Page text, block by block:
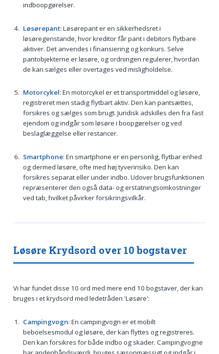
indboopgørelser.
Løsørepant: Løsørepant er en sikkerhedsret i
løsøregenstande, hvor kreditor får pant i debitors flytbare
aktiver. Det anvendes i finansiering og konkurs. Selve
pantobjekterne er løsøre, og ordningen regulerer, hvordan
de kan sælges eller overtages ved misligholdelse.
Motorcykel: En motorcykel er et transportmiddel og løsøre,
registreret men stadig flytbart aktiv. Den kan pantsættes,
forsikres og sælges som brugt. Juridisk adskilles den fra fast
ejendom og indgår som løsøre i boopgørelser og ved
beslaglæggelse eller restancer.
Smartphone: En smartphone er en personlig, flytbar enhed
og dermed løsøre, ofte med høj tyveririsiko. Den kan
forsikres separat eller under indbo. Udover brugsfunktionen
repræsenterer den også data- og erstatningsomkostninger
ved tab, hvilket påvirker forsikringsvilkår.
Løsøre Krydsord over 10 bogstaver
Vi har fundet disse 10 ord med mere end 10 bogstaver, der kan
bruges i et krydsord med ledetråden 'Løsøre':
Campingvogn: En campingvogn er et mobilt
beboelsesmodul og løsøre, der kan flyttes og registreres.
Den kan forsikres for både indbo og skader. Campingvogne